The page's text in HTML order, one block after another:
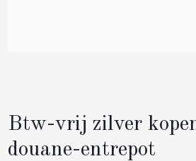
Btw-vrij zilver
douane-entrepot